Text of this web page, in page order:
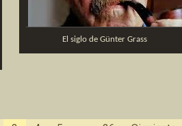
El siglo de Günter Grass